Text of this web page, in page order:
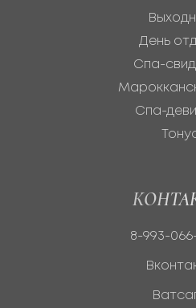
8-993-
День
Спа-
Спа-